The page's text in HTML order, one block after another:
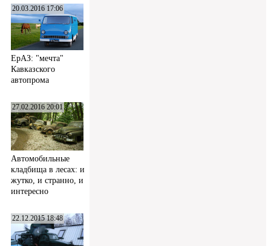
20.03.2016 17:06
ЕрАЗ: "мечта"
Кавказского
автопрома
27.02.2016 20:01
Автомобильные
кладбища в лесах: и
жутко, и странно, и
интересно
22.12.2015 18:48